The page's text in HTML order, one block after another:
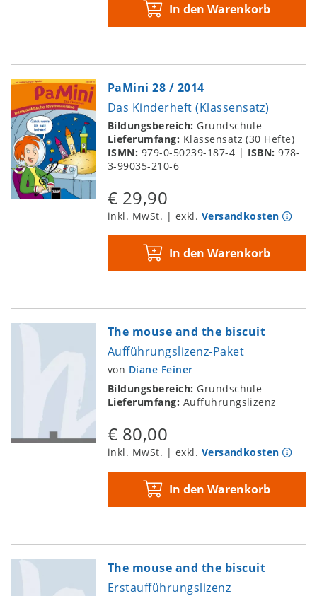
In den Warenkorb
PaMini 28 / 2014
Das Kinderheft (Klassensatz)
Bildungsbereich: Grundschule
Lieferumfang: Klassensatz (30 Hefte)
ISMN: 979-0-50239-187-4 | ISBN:978-
3-99035-210-6
€ 29,90
inkl. MwSt. | exkl. Versandkosten
In den Warenkorb
The mouse and the biscuit
Aufführungslizenz-Paket
von Diane Feiner
Bildungsbereich: Grundschule
Lieferumfang: Aufführungslizenz
€ 80,00
inkl. MwSt. | exkl. Versandkosten
In den Warenkorb
The mouse and the biscuit
Erstaufführungslizenz